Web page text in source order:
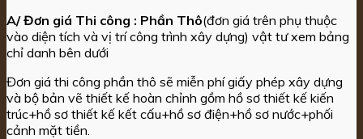
A/ Đơn giá Thi công : Phần Thô(đơn giá trên phụ thuộc
vào diện tích và vị trí công trình xây dựng) vật tư xem bảng
chỉ danh bên dưới
Đơn giá thi công phần thô sẽ miễn phí giấy phép xây dựng
và bộ bản vẽ thiết kế hoàn chỉnh gồm hồ sơ thiết kế kiến
trúc+hồ sơ thiết kế kết cấu+hồ sơ điện+hồ sơ nước+phối
cảnh mặt tiền.